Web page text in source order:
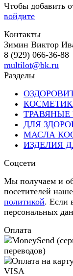
Чтобы добавить
войдите
Контакты
Зимин Виктор
8 (929) 066-36-88
multilot@bk.ru
Разделы
ТРАВЯНЫЕ
ДЛЯ
МАСЛА
ИЗДЕЛИЯ
Соцсети
Мы получаем и
посетителей
политикой. Если
персональных
Оплата